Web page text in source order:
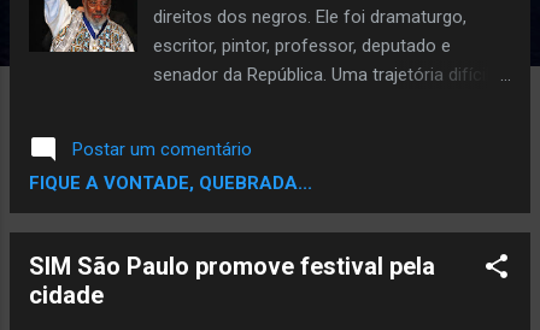
direitos dos negros. Ele foi dramaturgo,
escritor, pintor, professor, deputado e
senador da República. Uma trajetória difícil
Nascimento" reúne as histórias contadas no
último depoimento gravado por ele. O filme
produzido por Fernando Brito é uma
Postar um comentário
FIQUE A VONTADE, QUEBRADA...
SIM São Paulo promove festival pela
cidade